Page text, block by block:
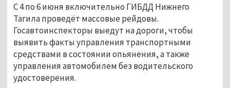
С 4 по 6 июня включительно ГИБДД Нижнего
Тагила проведёт массовые рейдовы.
Госавтоинспекторы выедут на дороги, чтобы
выявить факты управления транспортными
средствами в состоянии опьянения, а также
управления автомобилем без водительского
удостоверения.